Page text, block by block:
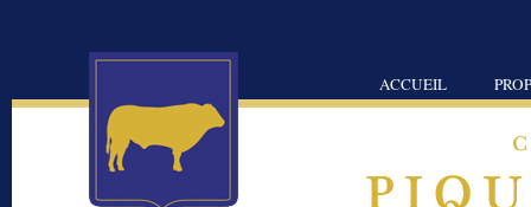
ACCUEIL